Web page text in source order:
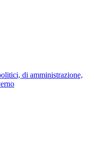
di amministrazione,